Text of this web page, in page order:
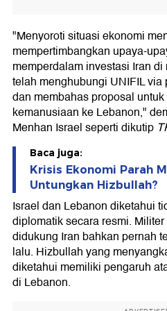
"Menyoroti situasi ekonomi
mempertimbangkan upaya-
memperdalam investasi Iran
telah menghubungi UNIFIL
dan membahas proposal
kemanusiaan ke Lebanon,"
Menhan Israel seperti dikutip
Baca juga:
Krisis Ekonomi Parah
Untungkan Hizbullah?
Israel dan Lebanon diketahui
diplomatik secara resmi.
didukung Iran bahkan pernah
lalu. Hizbullah yang
diketahui memiliki pengaruh
di Lebanon.